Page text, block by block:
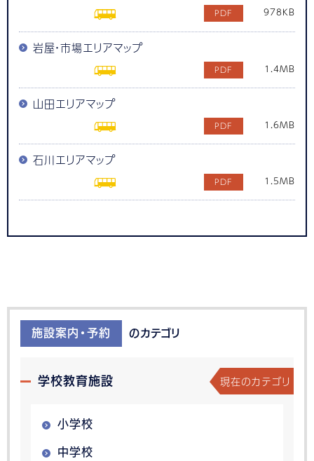
978KB
岩屋・市場エリアマップ
1.4MB
山田エリアマップ
1.6MB
石川エリアマップ
1.5MB
施設案内・予約 のカテゴリ
学校教育施設 現在のカテゴリ
小学校
中学校